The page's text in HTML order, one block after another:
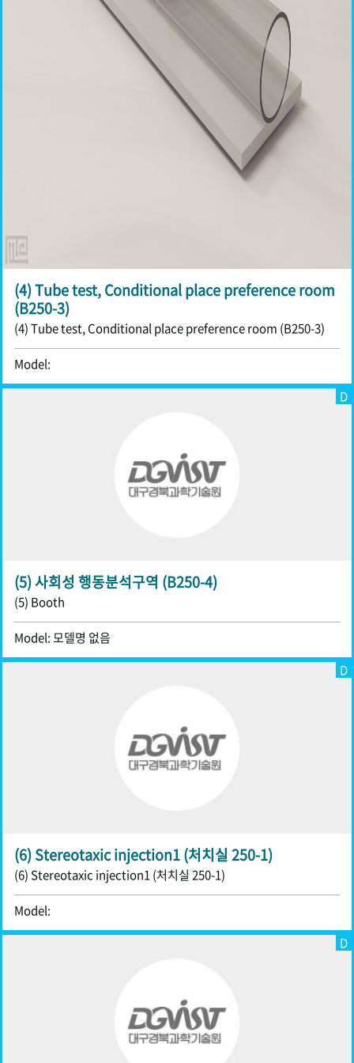
(4) Tube test, Conditional place preference room
(B250-3)
(4) Tube test, Conditional place preference room (B250-3)
Model:
(5) 사회성 행동분석구역 (B250-4)
(5) Booth
Model: 모델명 없음
D
(6) Stereotaxic injection1 (처치실 250-1)
(6) Stereotaxic injection1 (처치실 250-1)
Model:
D
D